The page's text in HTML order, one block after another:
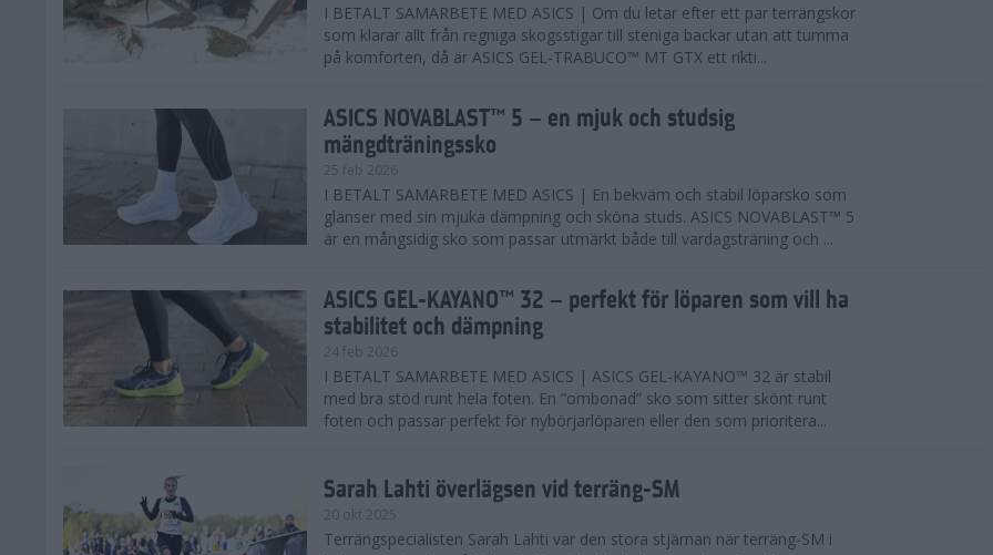
I BETALT SAMARBETE MED ASICS | Om du letar efter ett par terrängskor
som klarar allt från regniga skogsstigar till steniga backar utan att tumma
på komforten, då är ASICS GEL-TRABUCO™ MT GTX ett rikti...
ASICS NOVABLAST™ 5 – en mjuk och studsig
mängdträningssko
25 feb 2026
I BETALT SAMARBETE MED ASICS | En bekväm och stabil löparsko som
glänser med sin mjuka dämpning och sköna studs. ASICS NOVABLAST™ 5
är en mångsidig sko som passar utmärkt både till vardagsträning och ...
ASICS GEL-KAYANO™ 32 – perfekt för löparen som vill ha
stabilitet och dämpning
24 feb 2026
I BETALT SAMARBETE MED ASICS | ASICS GEL-KAYANO™ 32 är stabil
med bra stöd runt hela foten. En ”ombonad” sko som sitter skönt runt
foten och passar perfekt för nybörjarlöparen eller den som prioritera...
Sarah Lahti överlägsen vid terräng-SM
20 okt 2025
Terrängspecialisten Sarah Lahti var den stora stjärnan när terräng-SM i